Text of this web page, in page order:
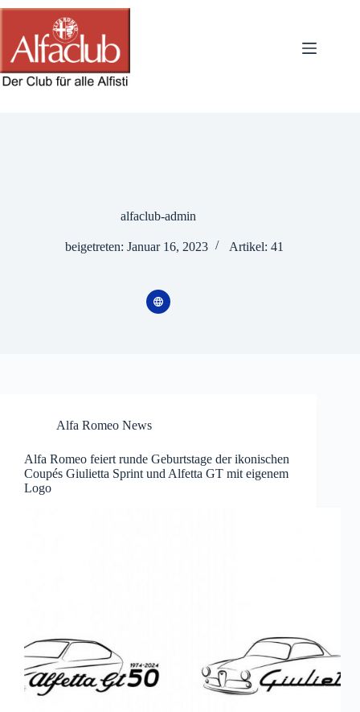
Zum
springen
alfaclub-admin
beigetreten: Januar 16, 2023 Artikel: 41
Alfa Romeo News
Alfa Romeo feiert runde Geburtstage der ikonischen
Coupés Giulietta Sprint und Alfetta GT mit eigenem
Logo